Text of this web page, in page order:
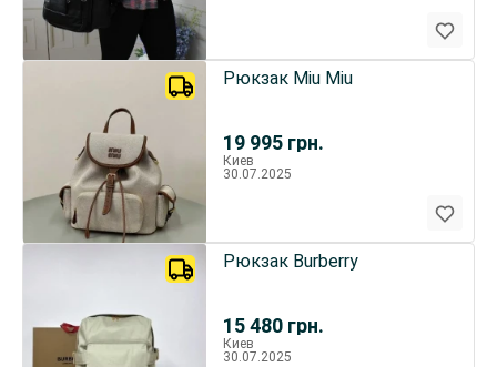
19 995 грн.
Рюкзак Miu Miu
Киев
30.07.2025
15 480 грн.
Рюкзак Burberry
Киев
30.07.2025